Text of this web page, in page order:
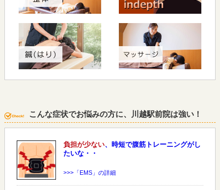
こんな症状でお悩みの方に、川越駅前院は強い！
負担が少ない、時短で腹筋トレーニングがし
たいな・・
>>>「EMS」の詳細